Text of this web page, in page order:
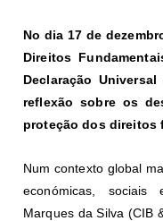
No dia 17 de
Direitos
Declaração
reflexão sobre os
proteção dos direitos
Num contexto global
económicas,
Marques da Silva (CIB